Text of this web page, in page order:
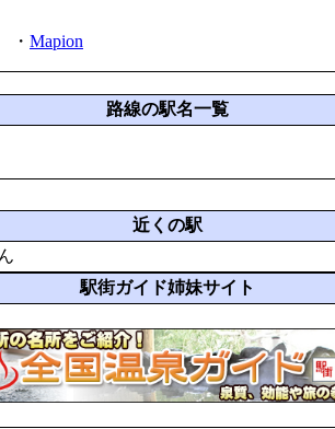
・ Mapion
路線の駅名一覧
近くの駅
駅街ガイド姉妹サイト